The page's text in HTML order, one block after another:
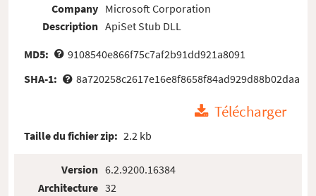
Company
Description
Microsoft Corporation
ApiSet Stub DLL
MD5:
9108540e866f75c7af2b91dd921a8091
SHA-1:
8a720258c2617e16e8f8658f84ad929d88b02daa
Télécharger
Taille du fichier zip: 2.2 kb
Version
Architecture
6.2.9200.16384
32